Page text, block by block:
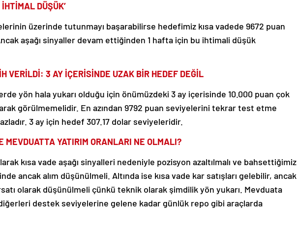
DÜŞÜK’
üzerinde tutunmayı başarabilirse hedefimiz kısa vadede 9672 puan
aşağı sinyaller devam ettiğinden 1 hafta için bu ihtimali düşük
VERİLDİ: 3 AY İÇERİSİNDE UZAK BİR HEDEF DEĞİL
yön hala yukarı olduğu için önümüzdeki 3 ay içerisinde 10.000 puan çok
görülmemelidir. En azından 9792 puan seviyelerini tekrar test etme
3 ay için hedef 307.17 dolar seviyeleridir.
MEVDUATTA YATIRIM ORANLARI NE OLMALI?
kısa vade aşağı sinyalleri nedeniyle pozisyon azaltılmalı ve bahsettiğimiz
ancak alım düşünülmeli. Altında ise kısa vade kar satışları gelebilir, ancak
olarak düşünülmeli çünkü teknik olarak şimdilik yön yukarı. Mevduata
destek seviyelerine gelene kadar günlük repo gibi araçlarda